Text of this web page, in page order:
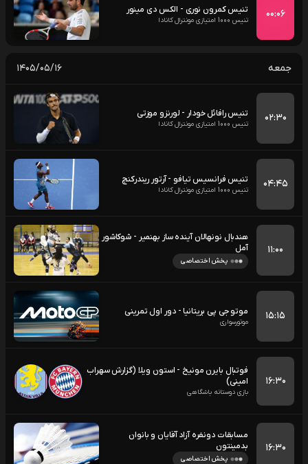
۰۰:۰۶ تنیس کمرون نوری - الکس دی مینور
تنیس 1000 امتیازی مونترال کانادا
جمعه ۱۴۰۵/۰۵/۱۶
۰۲:۳۰ تنیس رافائل خودار - لورنزو موزتی
تنیس 1000 امتیازی مونترال کانادا
۰۴:۴۵ تنیس فرانسیس تیافو - آرتور ریندرکنچ
تنیس 1000 امتیازی مونترال کانادا
۱۱:۰۰
هندبال نونهالان آینده ساز بهنمیر - شوکاشور
آمل
پخش اختصاصی
۱۵:۱۵ موتو جی پی بریتانیا - دور اول تمرینی
موتورسواری
۱۶:۳۰
فوتبال بایرن مونیخ - استون ویلا (گزارش سهراب
امینی)
بازی دوستانه باشگاهی
۱۶:۳۰
مسابقات دونفره آزاد آقایان و بانوان
بدمینتون
پخش اختصاصی